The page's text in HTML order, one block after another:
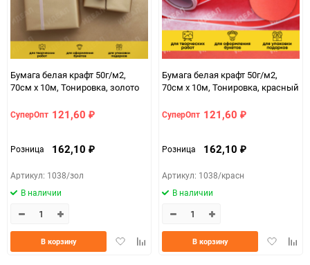
Бумага белая крафт 50г/м2,
70см x 10м, Тонировка, золото
СуперОпт 121,60 ₽
Розница 162,10 ₽
Артикул: 1038/зол
В наличии
ДобавитьДобавить
В корзину
Бумага белая крафт 50г/м2,
70см x 10м, Тонировка, красный
СуперОпт 121,60 ₽
Розница 162,10 ₽
Артикул: 1038/красн
В наличии
Добавить
В корзину